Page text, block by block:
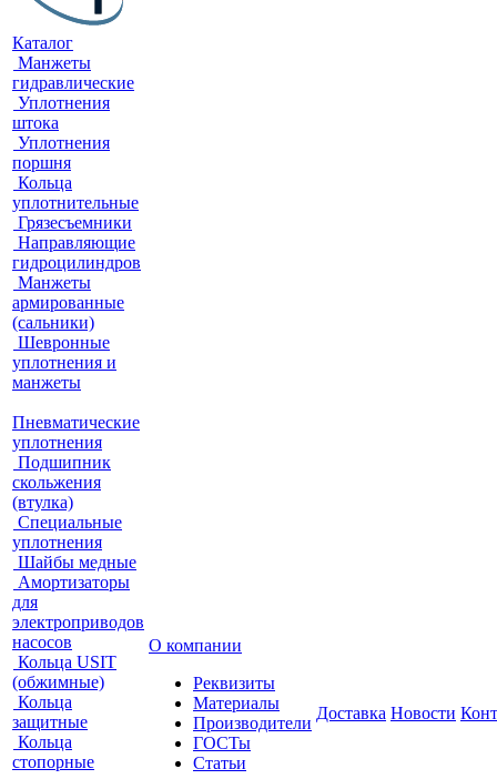
Каталог
Манжеты
гидравлические
Уплотнения
штока
Уплотнения
поршня
Кольца
уплотнительные
Грязесъемники
Направляющие
гидроцилиндров
Манжеты
армированные
(сальники)
Шевронные
уплотнения и
манжеты
Пневматические
уплотнения
Подшипник
скольжения
(втулка)
Специальные
уплотнения
Шайбы медные
Амортизаторы
для
электроприводов
насосов
Кольца USIT
(обжимные)
Кольца
защитные
Кольца
стопорные
О компании
Реквизиты
Материалы
Производители
ГОСТы
Статьи
Доставка Новости